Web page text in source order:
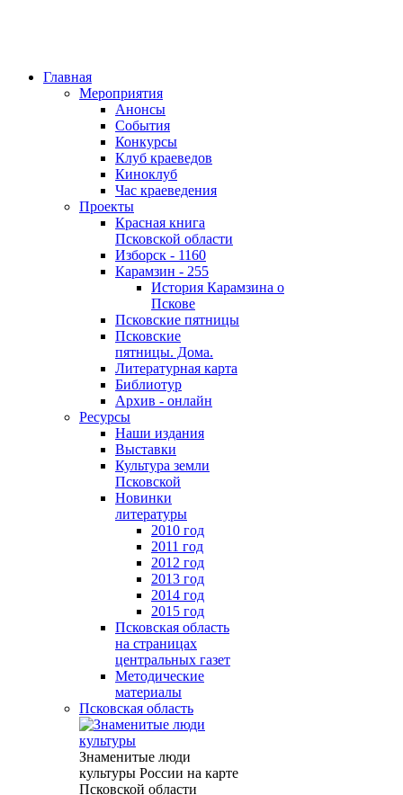
Главная
Мероприятия
Анонсы
События
Конкурсы
Клуб краеведов
Киноклуб
Час краеведения
Проекты
Красная книга
Псковской области
Изборск - 1160
Карамзин - 255
История Карамзина о
Пскове
Псковские пятницы
Псковские
пятницы. Дома.
Литературная карта
Библиотур
Архив - онлайн
Ресурсы
Наши издания
Выставки
Культура земли
Псковской
Новинки
литературы
2010 год
2011 год
2012 год
2013 год
2014 год
2015 год
Псковская область
на страницах
центральных газет
Методические
материалы
Псковская область
Знаменитые люди
культуры России на карте
Псковской области